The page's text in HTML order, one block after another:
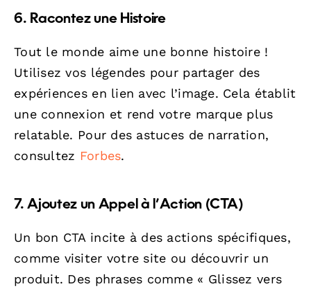
6. Racontez une Histoire
Tout le monde aime une bonne histoire !
Utilisez vos légendes pour partager des
expériences en lien avec l’image. Cela établit
une connexion et rend votre marque plus
relatable. Pour des astuces de narration,
consultez Forbes.
7. Ajoutez un Appel à l’Action (CTA)
Un bon CTA incite à des actions spécifiques,
comme visiter votre site ou découvrir un
produit. Des phrases comme « Glissez vers